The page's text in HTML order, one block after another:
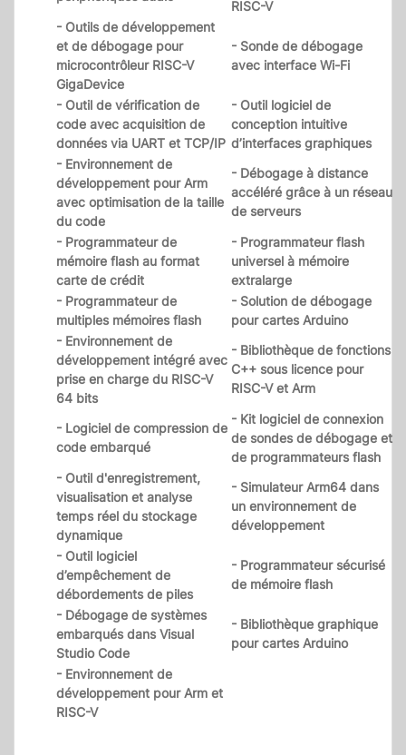
RISC-V
- Outils de développement
et de débogage pour
microcontrôleur RISC-V
GigaDevice
- Sonde de débogage
avec interface Wi-Fi
- Outil de vérification de
code avec acquisition de
données via UART et TCP/IP
- Outil logiciel de
conception intuitive
d’interfaces graphiques
- Environnement de
développement pour Arm
avec optimisation de la taille
du code
- Débogage à distance
accéléré grâce à un réseau
de serveurs
- Programmateur de
mémoire flash au format
carte de crédit
- Programmateur flash
universel à mémoire
extralarge
- Programmateur de
multiples mémoires flash
- Solution de débogage
pour cartes Arduino
- Environnement de
développement intégré avec
prise en charge du RISC-V
64 bits
- Bibliothèque de fonctions
C++ sous licence pour
RISC-V et Arm
- Logiciel de compression de
code embarqué
- Kit logiciel de connexion
de sondes de débogage et
de programmateurs flash
- Outil d'enregistrement,
visualisation et analyse
temps réel du stockage
dynamique
- Simulateur Arm64 dans
un environnement de
développement
- Outil logiciel
d’empêchement de
débordements de piles
- Programmateur sécurisé
de mémoire flash
- Débogage de systèmes
embarqués dans Visual
Studio Code
- Bibliothèque graphique
pour cartes Arduino
- Environnement de
développement pour Arm et
RISC-V